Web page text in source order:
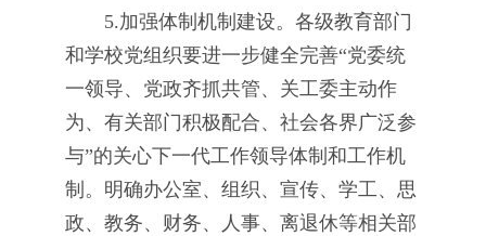
5.加强体制机制建设。各级教育部门
和学校党组织要进一步健全完善“党委统
一领导、党政齐抓共管、关工委主动作
为、有关部门积极配合、社会各界广泛参
与”的关心下一代工作领导体制和工作机
制。明确办公室、组织、宣传、学工、思
政、教务、财务、人事、离退休等相关部